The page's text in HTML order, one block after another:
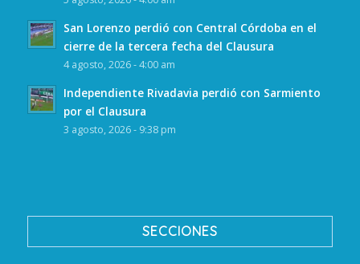
San Lorenzo perdió con Central Córdoba en el
cierre de la tercera fecha del Clausura
4 agosto, 2026 - 4:00 am
Independiente Rivadavia perdió con Sarmiento
por el Clausura
3 agosto, 2026 - 9:38 pm
SECCIONES